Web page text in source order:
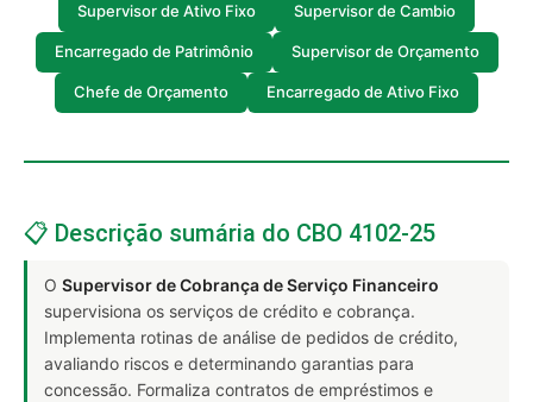
Supervisor de Ativo Fixo Supervisor de Cambio
Encarregado de Patrimônio Supervisor de Orçamento
Chefe de Orçamento Encarregado de Ativo Fixo
📋 Descrição sumária do CBO 4102-25
O Supervisor de Cobrança de Serviço Financeiro
supervisiona os serviços de crédito e cobrança.
Implementa rotinas de análise de pedidos de crédito,
avaliando riscos e determinando garantias para
concessão. Formaliza contratos de empréstimos e